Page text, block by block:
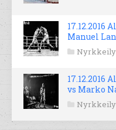
Manuel
Nyrkkeily
vs Marko
Nyrkkeily